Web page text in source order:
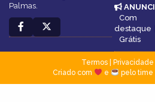
Palmas.
Com
destaque
Grátis
Termos| Privacidade
Criado com
e pelo time